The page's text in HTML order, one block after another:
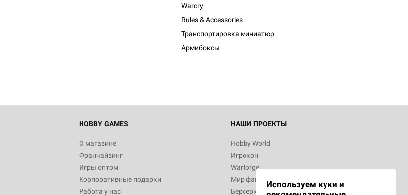
Warcry
Rules & Accessories
Транспортировка миниатюр
Армибоксы
HOBBY GAMES
О магазине
Франчайзинг
Игры оптом
Корпоративные подарки
Работа у нас
НАШИ ПРОЕКТЫ
Hobby World
Игрокон
Warforge
Мир фантастики
Берсерк
Используем куки и